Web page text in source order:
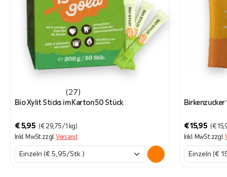
(27)
Bio Xylit Sticks im Karton 50 Stück
€5,95 (€ 29,75/ 1 kg)
Inkl. MwSt. zzgl.Versand
Birkenzucker
€15,95 (€
Inkl. MwSt. zzgl.